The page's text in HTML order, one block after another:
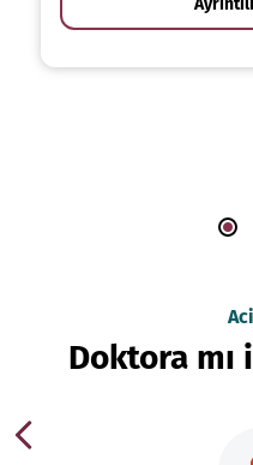
Doktora mı